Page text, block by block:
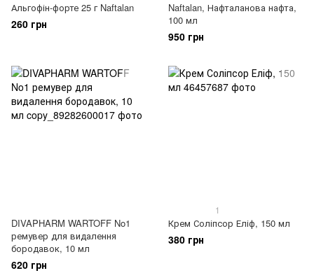
Альгофін-форте 25 г Naftalan
260 грн
Naftalan, Нафталанова нафта,
100 мл
950 грн
DIVAPHARM WARTOFF No1
ремувер для видалення
бородавок, 10 мл
620 грн
1
Крем Соліпсор Еліф, 150 мл
380 грн